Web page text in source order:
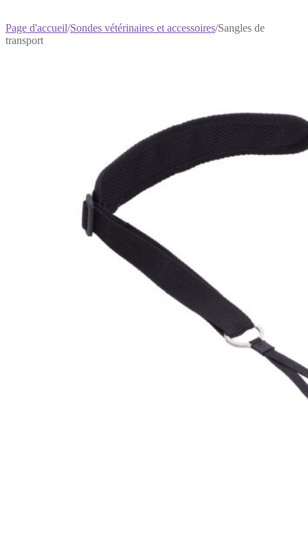
Page d'accueil/Sondes vétérinaires et accessoires/Sangles de
transport